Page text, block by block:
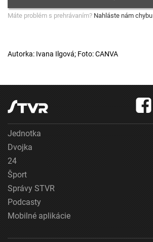
Máte problém s prehrávaním? Nahláste nám chybu
Autorka: Ivana Ilgová; Foto: CANVA
Jednotka
Dvojka
24
Šport
Správy STVR
Podcasty
Mobilné aplikácie